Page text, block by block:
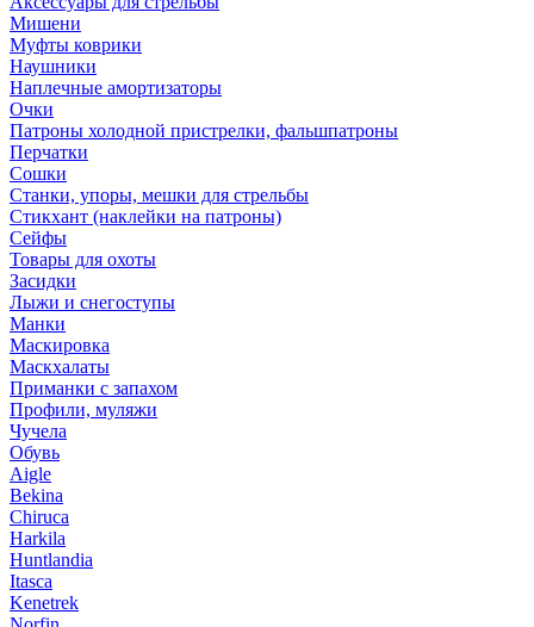
Мишени
Муфты коврики
Наушники
Наплечные амортизаторы
Очки
Патроны холодной пристрелки, фальшпатроны
Перчатки
Сошки
Станки, упоры, мешки для стрельбы
Стикхант (наклейки на патроны)
Сейфы
Товары для охоты
Засидки
Лыжи и снегоступы
Манки
Маскировка
Маскхалаты
Приманки с запахом
Профили, муляжи
Чучела
Обувь
Aigle
Bekina
Chiruсa
Harkila
Huntlandia
Itasca
Kenetrek